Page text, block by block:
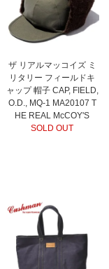
ザ リアルマッコイズ ミ
リタリー フィールドキ
ャップ 帽子 CAP, FIELD,
O.D., MQ-1 MA20107 T
HE REAL McCOY'S
SOLD OUT